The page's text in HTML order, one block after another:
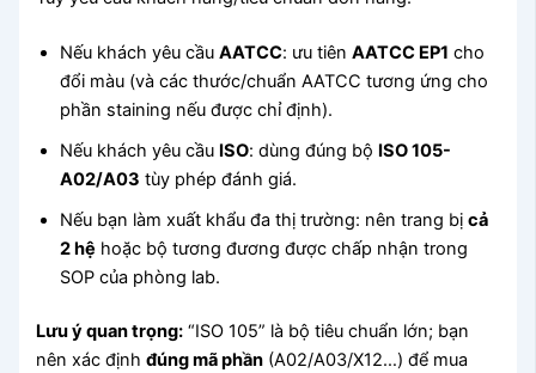
Nếu khách yêu cầuAATCC: ưu tiênAATCC EP1 cho
đổi màu (và các thước/chuẩn AATCC tương ứng cho
phần staining nếu được chỉ định).
Nếu khách yêu cầu ISO: dùng đúng bộ ISO 105-
A02/A03 tùy phép đánh giá.
Nếu bạn làm xuất khẩu đa thị trường: nên trang bịcả
2 hệ hoặc bộ tương đương được chấp nhận trong
SOP của phòng lab.
Lưu ý quan trọng: “ISO 105” là bộ tiêu chuẩn lớn; bạn
nên xác địnhđúng mã phần (A02/A03/X12…) để mua